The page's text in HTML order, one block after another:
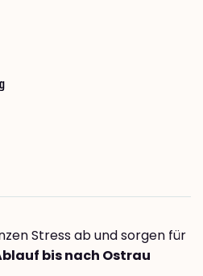
Stress ab und sorgen für
bis nach Ostrau